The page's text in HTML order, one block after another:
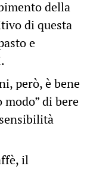
della
di questa
e
però, è bene
di bere
il